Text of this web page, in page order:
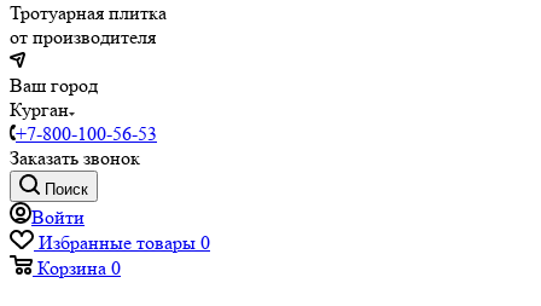
Тротуарная плитка
от производителя
Ваш город
Курган
+7-800-100-56-53
Заказать звонок
Поиск
Войти
Избранные товары 0
Корзина 0